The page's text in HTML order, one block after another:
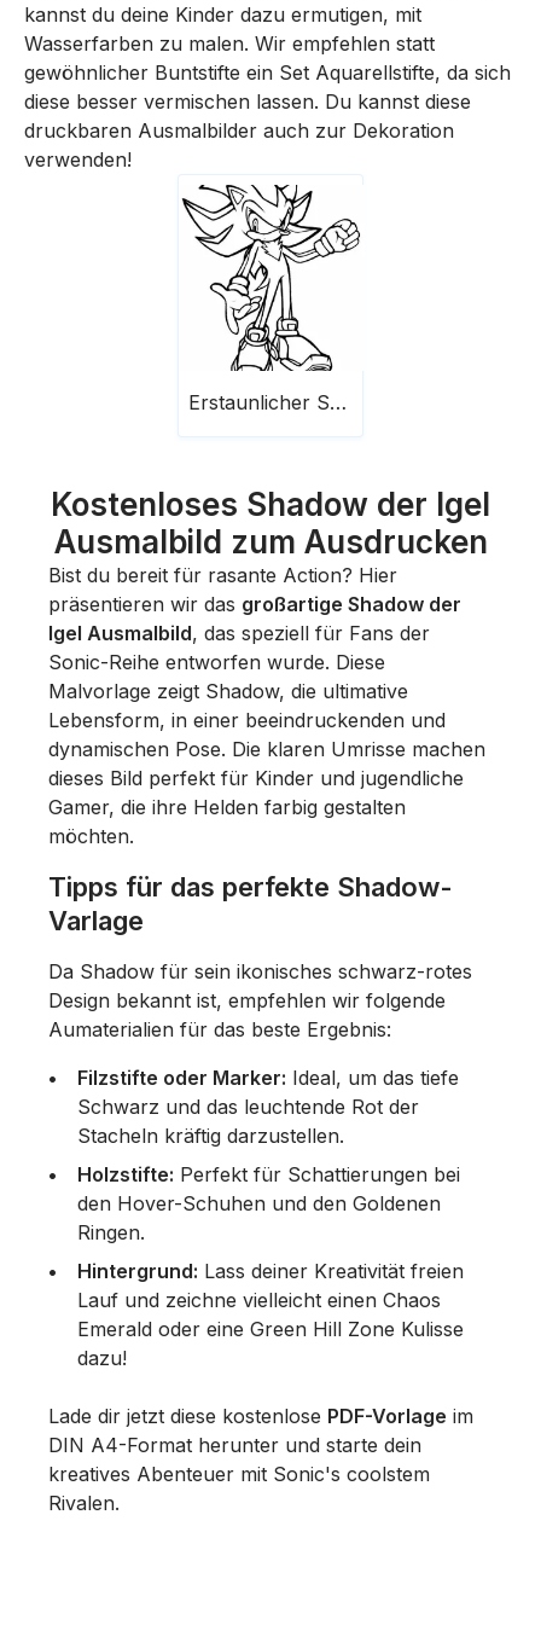
kannst du deine Kinder dazu ermutigen, mit
Wasserfarben zu malen. Wir empfehlen statt
gewöhnlicher Buntstifte ein Set Aquarellstifte, da sich
diese besser vermischen lassen. Du kannst diese
druckbaren Ausmalbilder auch zur Dekoration
verwenden!
Erstaunlicher Shadow the Hedgehog
Kostenloses Shadow der Igel
Ausmalbild zum Ausdrucken
Bist du bereit für rasante Action? Hier
präsentieren wir das großartige Shadow der
Igel Ausmalbild, das speziell für Fans der
Sonic-Reihe entworfen wurde. Diese
Malvorlage zeigt Shadow, die ultimative
Lebensform, in einer beeindruckenden und
dynamischen Pose. Die klaren Umrisse machen
dieses Bild perfekt für Kinder und jugendliche
Gamer, die ihre Helden farbig gestalten
möchten.
Tipps für das perfekte Shadow-
Varlage
Da Shadow für sein ikonisches schwarz-rotes
Design bekannt ist, empfehlen wir folgende
Aumaterialien für das beste Ergebnis:
Filzstifte oder Marker: Ideal, um das tiefe
Schwarz und das leuchtende Rot der
Stacheln kräftig darzustellen.
Holzstifte: Perfekt für Schattierungen bei
den Hover-Schuhen und den Goldenen
Ringen.
Hintergrund: Lass deiner Kreativität freien
Lauf und zeichne vielleicht einen Chaos
Emerald oder eine Green Hill Zone Kulisse
dazu!
Lade dir jetzt diese kostenlose PDF-Vorlage im
DIN A4-Format herunter und starte dein
kreatives Abenteuer mit Sonic's coolstem
Rivalen.